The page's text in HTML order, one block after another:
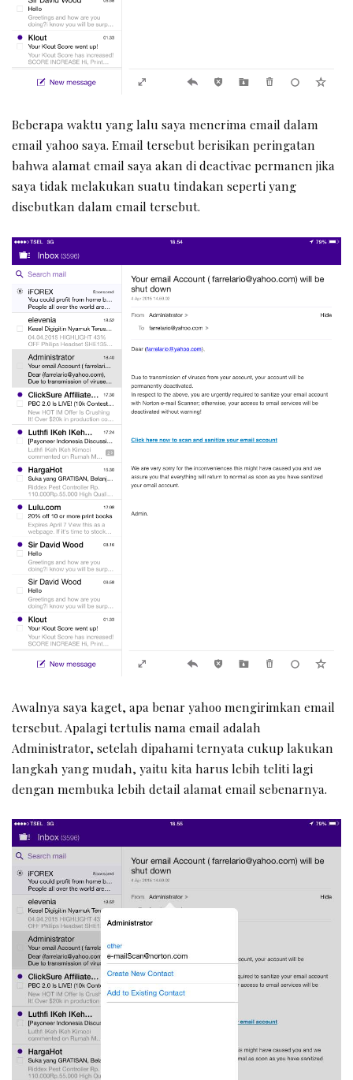
Beberapa waktu yang lalu saya menerima email dalam
email yahoo saya. Email tersebut berisikan peringatan
bahwa alamat email saya akan di deactivae permanen jika
saya tidak melakukan suatu tindakan seperti yang
disebutkan dalam email tersebut.
Awalnya saya kaget, apa benar yahoo mengirimkan email
tersebut. Apalagi tertulis nama email adalah
Administrator, setelah dipahami ternyata cukup lakukan
langkah yang mudah, yaitu kita harus lebih teliti lagi
dengan membuka lebih detail alamat email sebenarnya.